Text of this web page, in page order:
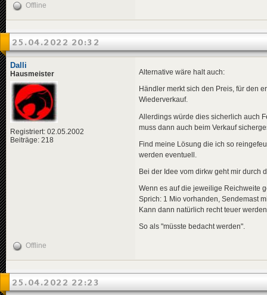
Offline
25.04.2022 20:32
Dalli
Hausmeister
Registriert: 02.05.2002
Beiträge: 218
Alternative wäre halt auch:
Händler merkt sich den Preis, für den
Wiederverkauf.
Allerdings würde dies sicherlich auch
muss dann auch beim Verkauf
Find meine Lösung die ich so
werden eventuell.
Bei der Idee vom dirkw geht mir durch
Wenn es auf die jeweilige Reichweite
Sprich: 1 Mio vorhanden, Sendemast
Kann dann natürlich recht teuer
So als "müsste bedacht werden".
Offline
25.04.2022 22:23